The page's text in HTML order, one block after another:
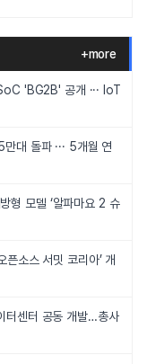
+more
'BG2B' 공개 ··· IoT
대 돌파 ··· 5개월 연
형 모델 ‘알파마요 2 슈
픈소스 서밋 코리아’ 개
터센터 공동 개발…총사